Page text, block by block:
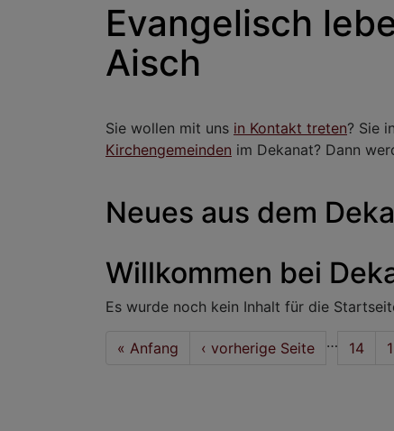
Evangelisch
Aisch
Sie wollen mit uns in Kontakt treten? Sie
Kirchengemeinden im Dekanat? Dann
Neues aus dem
Willkommen bei
Es wurde noch kein Inhalt für die
Seitennummerierung
First
« Anfang
Vorherige
‹ vorherige Seite … Seite
14